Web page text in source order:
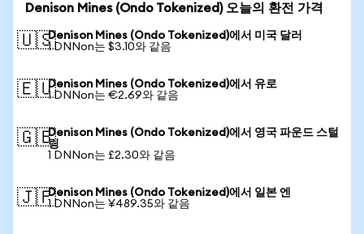
Denison Mines (Ondo Tokenized) 오늘의 환전 가격
🇺🇸Denison Mines (Ondo Tokenized)에서 미국 달러
1 DNNon는 $3.10와 같음
🇪🇺Denison Mines (Ondo Tokenized)에서 유로
1 DNNon는 €2.69와 같음
🇬🇧Denison Mines (Ondo Tokenized)에서 영국 파운드 스털
링
1 DNNon는 £2.30와 같음
🇯🇵Denison Mines (Ondo Tokenized)에서 일본 엔
1 DNNon는 ¥489.35와 같음